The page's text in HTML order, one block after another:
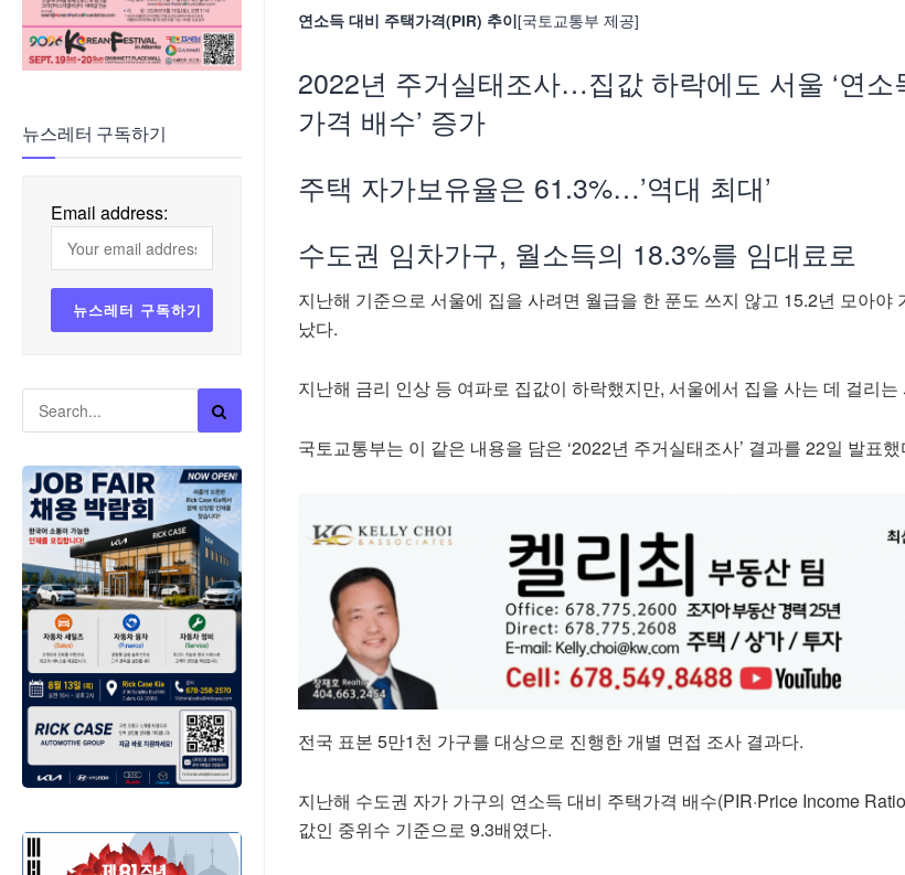
뉴스레터 구독하기
Email address:
연소득 대비 주택가격(PIR) 추이[국토교통부 제공]
2022년 주거실태조사…집값 하락에도 서울 ‘연소
가격 배수’ 증가
주택 자가보유율은 61.3%…’역대 최대’
수도권 임차가구, 월소득의 18.3%를 임대료로
지난해 기준으로 서울에 집을 사려면 월급을 한 푼도 쓰지 않고 15.2년 모아야
났다.
지난해 금리 인상 등 여파로 집값이 하락했지만, 서울에서 집을 사는 데 걸리는
국토교통부는 이 같은 내용을 담은 ‘2022년 주거실태조사’ 결과를 22일 발표했
전국 표본 5만1천 가구를 대상으로 진행한 개별 면접 조사 결과다.
지난해 수도권 자가 가구의 연소득 대비 주택가격 배수(PIR·Price Income
값인 중위수 기준으로 9.3배였다.